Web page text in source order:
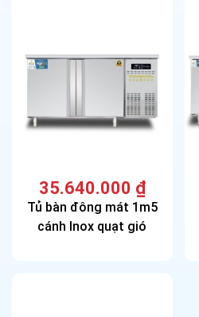
Tủ bàn đông mát 1m5
cánh Inox quạt gió
35.640.000 ₫